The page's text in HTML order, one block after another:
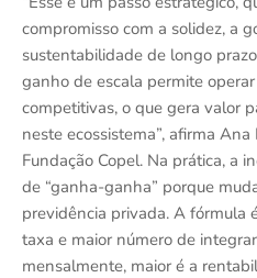
compromisso com a solidez, a
sustentabilidade de longo
ganho de escala permite
competitivas, o que gera valor
neste ecossistema”, afirma
Fundação Copel. Na prática, a
de “ganha-ganha” porque
previdência privada. A fórmula
taxa e maior número de
mensalmente, maior é a